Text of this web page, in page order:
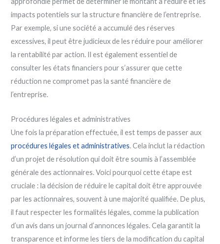
impacts potentiels sur la structure financière de l’entreprise.
Par exemple, si une société a accumulé des réserves
excessives, il peut être judicieux de les réduire pour améliorer
la rentabilité par action. Il est également essentiel de
consulter les états financiers pour s’assurer que cette
réduction ne compromet pas la santé financière de
l’entreprise.
Procédures légales et administratives
Une fois la préparation effectuée, il est temps de passer aux
procédures légales et administratives. Cela inclut la rédaction
d’un projet de résolution qui doit être soumis à l’assemblée
générale des actionnaires. Voici pourquoi cette étape est
cruciale : la décision de réduire le capital doit être approuvée
par les actionnaires, souvent à une majorité qualifiée. De plus,
il faut respecter les formalités légales, comme la publication
d’un avis dans un journal d’annonces légales. Cela garantit la
transparence et informe les tiers de la modification du capital